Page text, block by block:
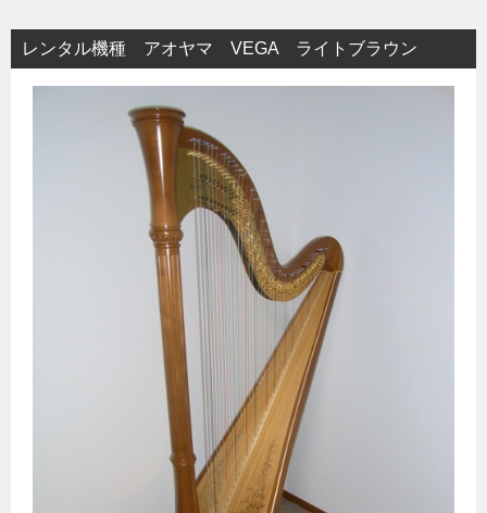
レンタル機種 アオヤマ VEGA ライトブラウン